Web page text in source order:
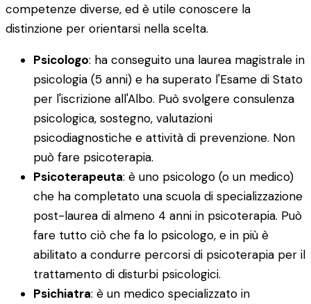
competenze diverse, ed è utile conoscere la
distinzione per orientarsi nella scelta.
Psicologo: ha conseguito una laurea magistrale in
psicologia (5 anni) e ha superato l'Esame di Stato
per l'iscrizione all'Albo. Può svolgere consulenza
psicologica, sostegno, valutazioni
psicodiagnostiche e attività di prevenzione. Non
può fare psicoterapia.
Psicoterapeuta: è uno psicologo (o un medico)
che ha completato una scuola di specializzazione
post-laurea di almeno 4 anni in psicoterapia. Può
fare tutto ciò che fa lo psicologo, e in più è
abilitato a condurre percorsi di psicoterapia per il
trattamento di disturbi psicologici.
Psichiatra: è un medico specializzato in